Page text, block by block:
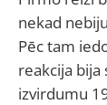
nekad
Pēc tam
reakcija bija
izvirdumu